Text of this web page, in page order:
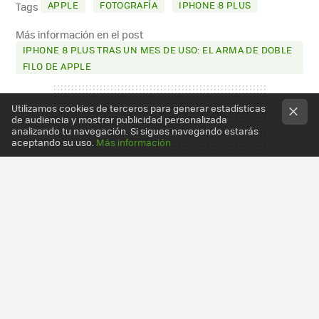
Tags APPLE FOTOGRAFÍA IPHONE 8 PLUS
Más información en el post
IPHONE 8 PLUS TRAS UN MES DE USO: EL ARMA DE DOBLE
FILO DE APPLE
Utilizamos cookies de terceros para generar estadísticas
de audiencia y mostrar publicidad personalizada
analizando tu navegación. Si sigues navegando estarás
aceptando su uso. Más información